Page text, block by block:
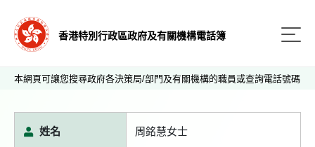
香港特別行政區政府及有關機構電話簿
本網頁可讓您搜尋政府各決策局/部門及有關機構的職員或查詢電話號碼
姓名 周銘慧女士